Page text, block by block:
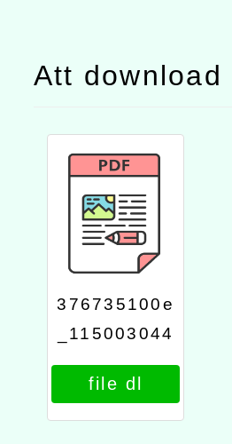
Att download
376735100e
_115003044
4_attach1
file dl